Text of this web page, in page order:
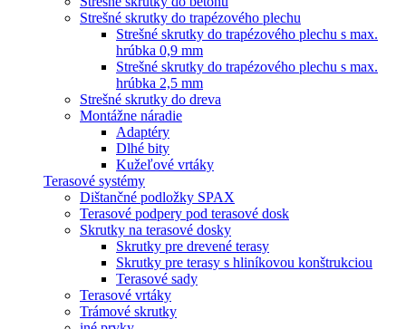
Strešné skrutky do trapézového plechu
Strešné skrutky do trapézového plechu s max.
hrúbka 0,9 mm
Strešné skrutky do trapézového plechu s max.
hrúbka 2,5 mm
Strešné skrutky do dreva
Montážne náradie
Adaptéry
Dlhé bity
Kužeľové vrtáky
Terasové systémy
Dištančné podložky SPAX
Terasové podpery pod terasové dosk
Skrutky na terasové dosky
Skrutky pre drevené terasy
Skrutky pre terasy s hliníkovou konštrukciou
Terasové sady
Terasové vrtáky
Trámové skrutky